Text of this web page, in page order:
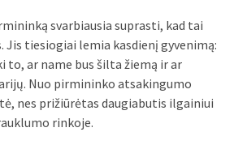
svarbiausia suprasti, kad tai
Jis tiesiogiai lemia kasdienį gyvenimą:
to, ar name bus šilta žiemą ir ar
Nuo pirmininko atsakingumo
nes prižiūrėtas daugiabutis ilgainiui
rinkoje.